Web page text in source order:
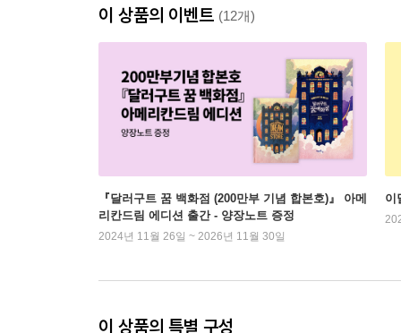
이 상품의 이벤트 (12개)
『달러구트 꿈 백화점 (200만부 기념 합본호)』 아메
리칸드림 에디션 출간 - 양장노트 증정
2024년 11월 26일 ~ 2026년 11월 30일
이
이 상품의 특별 구성